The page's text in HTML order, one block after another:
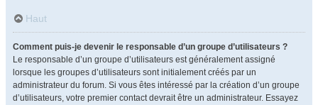
Haut
Comment puis-je devenir le responsable d’un groupe d’utilisateurs ?
Le responsable d’un groupe d’utilisateurs est généralement assigné
lorsque les groupes d’utilisateurs sont initialement créés par un
administrateur du forum. Si vous êtes intéressé par la création d’un groupe
d’utilisateurs, votre premier contact devrait être un administrateur. Essayez